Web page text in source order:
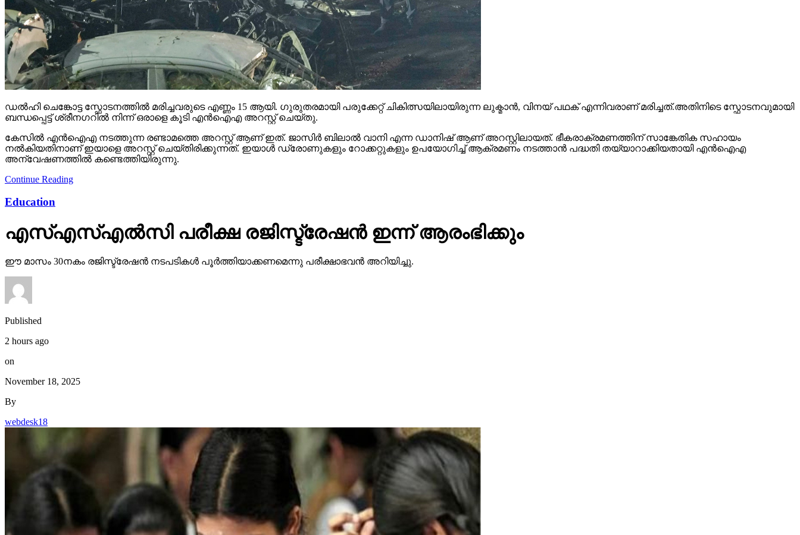
ഡൽഹി ചെങ്കോട്ട സ്ഫോടനത്തിൽ മരിച്ചവരുടെ എണ്ണം 15 ആയി. ഗുരുതരമായി പരുക്കേറ്റ് ചികിത്സയിലായിരുന്ന ലുക്മാൻ, വിനയ് പഥക് എന്നിവരാണ് മരിച്ചത്.അതിനിടെ സ്ഫോടനവുമായി
ബന്ധപ്പെട്ട് ശ്രീനഗറിൽ നിന്ന് ഒരാളെ കൂടി എൻഐഎ അറസ്റ്റ് ചെയ്തു.
കേസിൽ എൻഐഎ നടത്തുന്ന രണ്ടാമത്തെ അറസ്റ്റ് ആണ് ഇത്. ജാസിർ ബിലാൽ വാനി എന്ന ഡാനിഷ് ആണ് അറസ്റ്റിലായത്. ഭീകരാക്രമണത്തിന് സാങ്കേതിക സഹായം
നൽകിയതിനാണ് ഇയാളെ അറസ്റ്റ് ചെയ്തിരിക്കുന്നത്. ഇയാൾ ഡ്രോണുകളും റോക്കറ്റുകളും ഉപയോഗിച്ച് ആക്രമണം നടത്താൻ പദ്ധതി തയ്യാറാക്കിയതായി എൻഐഎ
അന്വേഷണത്തിൽ കണ്ടെത്തിയിരുന്നു.
Continue Reading
Education
എസ്എസ്എല്‍സി പരീക്ഷ രജിസ്ട്രേഷന്‍ ഇന്ന് ആരംഭിക്കും
ഈ മാസം 30നകം രജിസ്ട്രേഷന്‍ നടപടികള്‍ പൂര്‍ത്തിയാക്കണമെന്നു പരീക്ഷാഭവന്‍ അറിയിച്ചു.
Published
2 hours ago
on
November 18, 2025
By
webdesk18